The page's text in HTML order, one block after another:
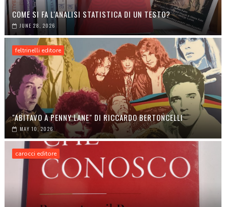
COME SI FA L'ANALISI STATISTICA DI UN TESTO?
JUNE 28, 2026
feltrinelli editore
"ABITAVO A PENNY LANE" DI RICCARDO BERTONCELLI
MAY 10, 2026
carocci editore